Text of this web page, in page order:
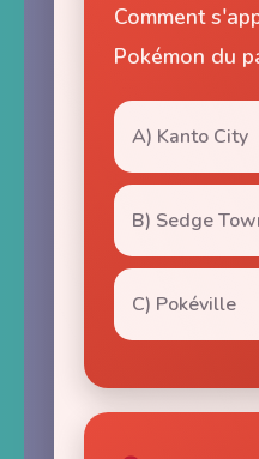
Comment
Pokémon du
A) Kanto City
B) Sedge
C) Pokéville